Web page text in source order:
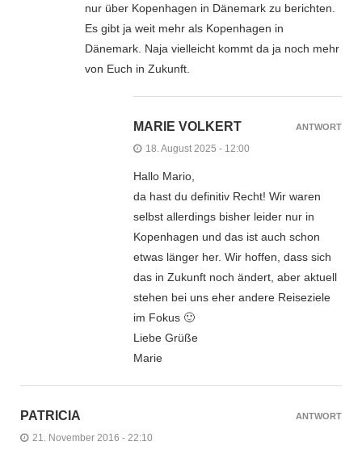
nur über Kopenhagen in Dänemark zu berichten.
Es gibt ja weit mehr als Kopenhagen in
Dänemark. Naja vielleicht kommt da ja noch mehr
von Euch in Zukunft.
MARIE VOLKERT
18. August 2025 - 12:00
Hallo Mario,
da hast du definitiv Recht! Wir waren
selbst allerdings bisher leider nur in
Kopenhagen und das ist auch schon
etwas länger her. Wir hoffen, dass sich
das in Zukunft noch ändert, aber aktuell
stehen bei uns eher andere Reiseziele
im Fokus 🙂
Liebe Grüße
Marie
ANTWORT
PATRICIA
21. November 2016 - 22:10
ANTWORT